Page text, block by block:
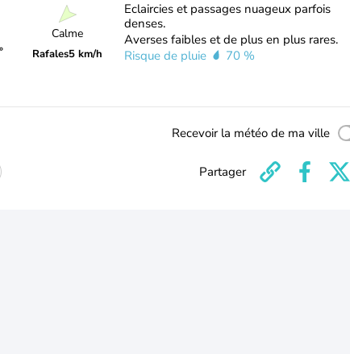
Calme
Rafales5 km/h
Eclaircies et passages nuageux parfois
denses.
Averses faibles et de plus en plus rares.
Risque de pluie
70 %
Recevoir la météo de ma ville
Partager